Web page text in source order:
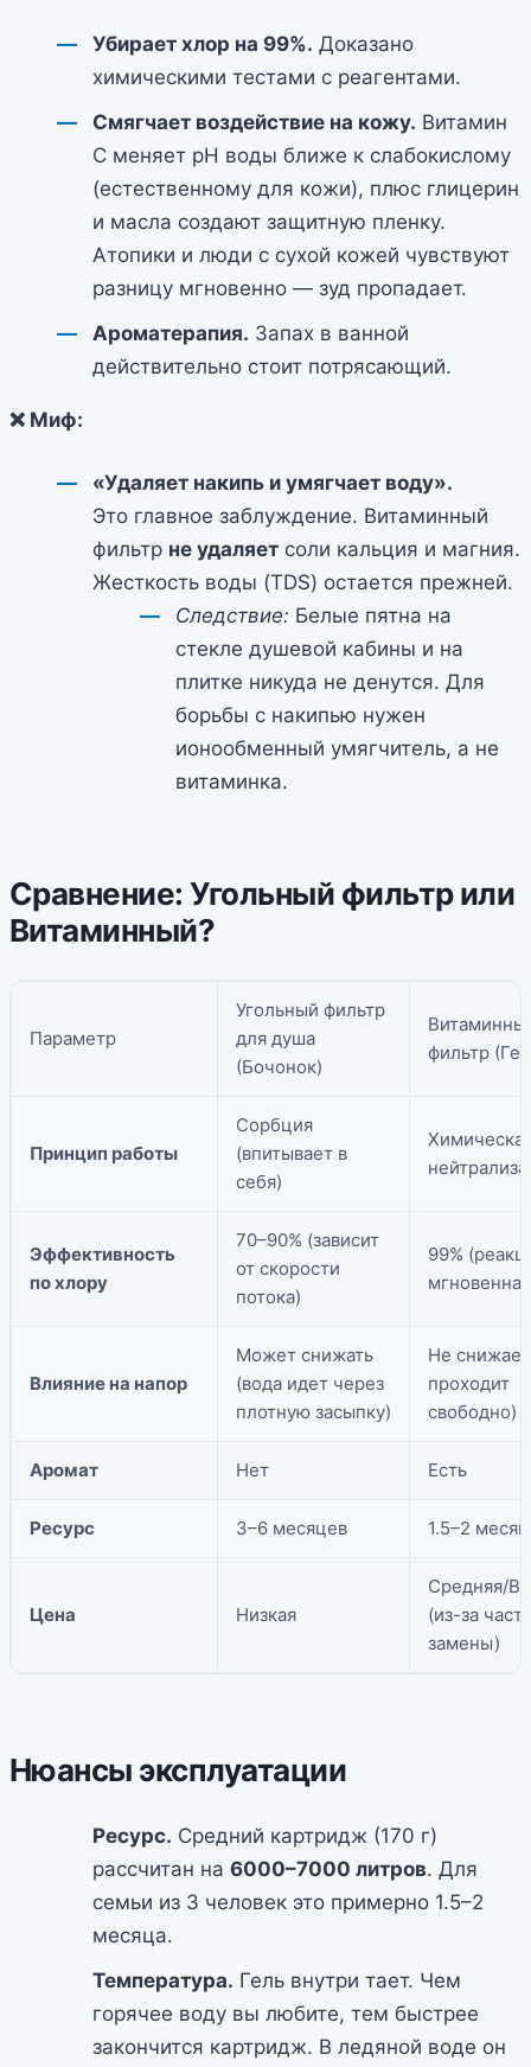
Убирает хлор на 99%. Доказано
химическими тестами с реагентами.
Смягчает воздействие на кожу. Витамин
С меняет pH воды ближе к слабокислому
(естественному для кожи), плюс глицерин
и масла создают защитную пленку.
Атопики и люди с сухой кожей чувствуют
разницу мгновенно — зуд пропадает.
Ароматерапия. Запах в ванной
действительно стоит потрясающий.
❌ Миф:
«Удаляет накипь и умягчает воду».
Это главное заблуждение. Витаминный
фильтр не удаляет соли кальция и магния.
Жесткость воды (TDS) остается прежней.
Следствие: Белые пятна на
стекле душевой кабины и на
плитке никуда не денутся. Для
борьбы с накипью нужен
ионообменный умягчитель, а не
витаминка.
Сравнение: Угольный фильтр или
Витаминный?
Параметр
Угольный фильтр
для душа
(Бочонок)
фильтр
Принцип работы
Сорбция
(впитывает в
себя)
Эффективность
по хлору
70–90% (зависит
от скорости
потока)
99%
Влияние на напор
Может снижать
(вода идет через
плотную засыпку)
Не
проходит
свободно)
Аромат Нет Есть
Ресурс 3–6 месяцев 1.5–2
Цена Низкая
Средняя/
(из-за
замены)
Нюансы эксплуатации
Ресурс. Средний картридж (170 г)
рассчитан на 6000–7000 литров. Для
семьи из 3 человек это примерно 1.5–2
месяца.
Температура. Гель внутри тает. Чем
горячее воду вы любите, тем быстрее
закончится картридж. В ледяной воде он